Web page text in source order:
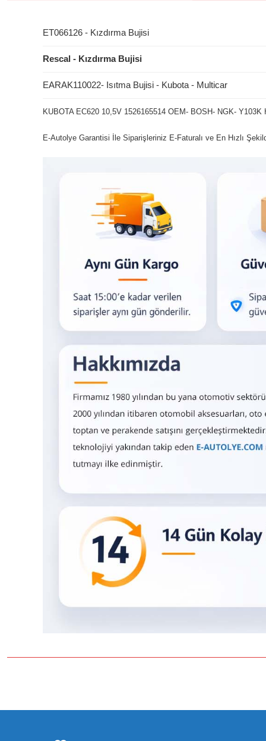
ET066126 - Kızdırma Bujisi
Rescal - Kızdırma Bujisi
EARAK110022- Isıtma Bujisi - Kubota - Multicar
KUBOTA EC620 10,5V 1526165514 OEM- BOSH- NGK- Y103K
E-Autolye Garantisi İle Siparişleriniz E-Faturalı ve En Hızlı